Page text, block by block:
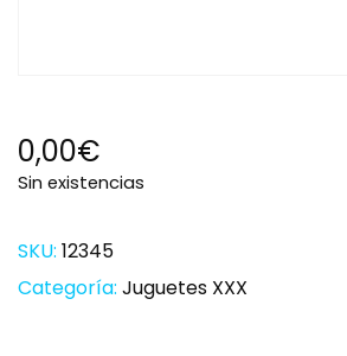
0,00€
Sin existencias
SKU: 12345
Categoría: Juguetes XXX